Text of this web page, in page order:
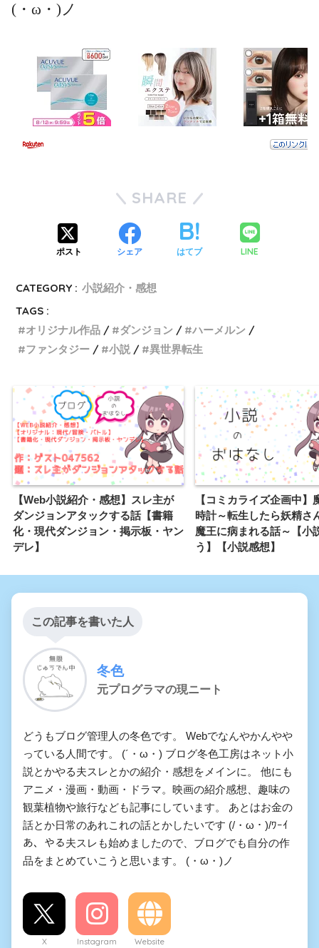
(・ω・)ノ
SHARE
ポスト シェア はてブ LINE
CATEGORY : 小説紹介・感想
TAGS :
オリジナル作品
ダンジョン
ハーメルン
ファンタジー
小説 異世界転生
【Web小説紹介・感想】スレ主が
ダンジョンアタックする話【書籍
化・現代ダンジョン・掲示板・ヤン
デレ】
【コミカライズ企画中】
時計～転生したら妖精さ
魔王に病まれる話～【小
う】【小説感想】
この記事を書いた人
冬色
元プログラマの現ニート
どうもブログ管理人の冬色です。 Webでなんやかんやや
っている人間です。 (´・ω・) ブログ冬色工房はネット小
説とかやる夫スレとかの紹介・感想をメインに。 他にも
アニメ・漫画・動画・ドラマ。映画の紹介感想、趣味の
観葉植物や旅行なども記事にしています。 あとはお金の
話とか日常のあれこれの話とかしたいです (/・ω・)/ﾜｰｲ
あ、やる夫スレも始めましたので、ブログでも自分の作
品をまとめていこうと思います。 (・ω・)ノ
X Instagram Website